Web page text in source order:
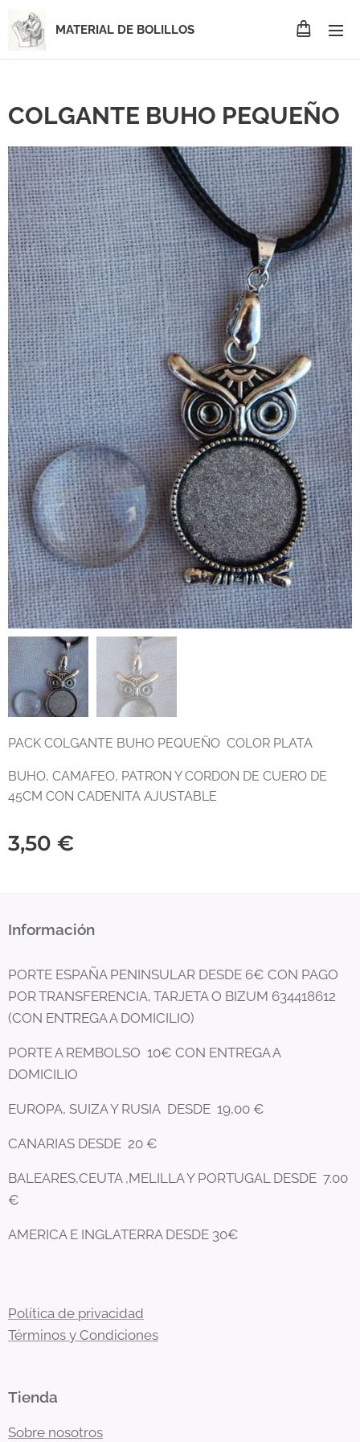
MATERIAL DE BOLILLOS
COLGANTE BUHO PEQUEÑO
PACK COLGANTE BUHO PEQUEÑO COLOR PLATA
BUHO, CAMAFEO, PATRON Y CORDON DE CUERO DE
45CM CON CADENITA AJUSTABLE
3,50 €
Información
PORTE ESPAÑA PENINSULAR DESDE 6€ CON PAGO
POR TRANSFERENCIA, TARJETA O BIZUM 634418612
(CON ENTREGA A DOMICILIO)
PORTE A REMBOLSO 10€ CON ENTREGA A
DOMICILIO
EUROPA, SUIZA Y RUSIA DESDE 19,00 €
CANARIAS DESDE 20 €
BALEARES,CEUTA ,MELILLA Y PORTUGAL DESDE 7.00
€
AMERICA E INGLATERRA DESDE 30€
Política de privacidad
Términos y Condiciones
Tienda
Sobre nosotros